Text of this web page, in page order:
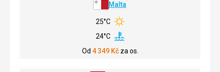
Malta
25°C
24°C
Od 4 349Kč za os.